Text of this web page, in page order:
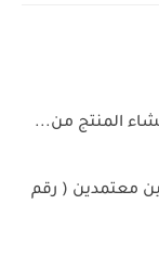
المنتج من...
معتمدين ( رقم